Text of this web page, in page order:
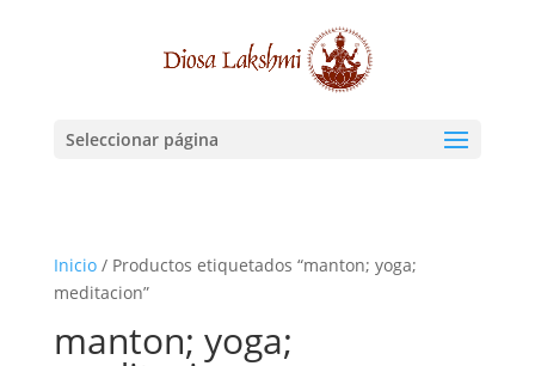
Seleccionar página
Inicio/ Productos etiquetados “manton; yoga;
meditacion”
manton; yoga;